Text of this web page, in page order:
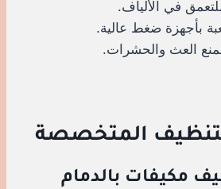
في الألياف.
بأجهزة ضغط عالية.
العث والحشرات.
مكيفات بالدمام